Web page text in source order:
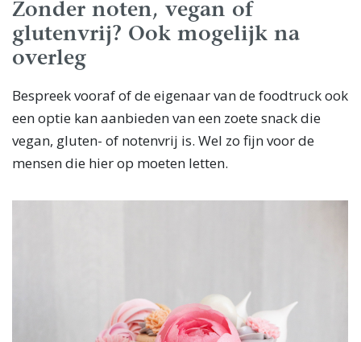
Zonder noten, vegan of
glutenvrij? Ook mogelijk na
overleg
Bespreek vooraf of de eigenaar van de foodtruck ook
een optie kan aanbieden van een zoete snack die
vegan, gluten- of notenvrij is. Wel zo fijn voor de
mensen die hier op moeten letten.